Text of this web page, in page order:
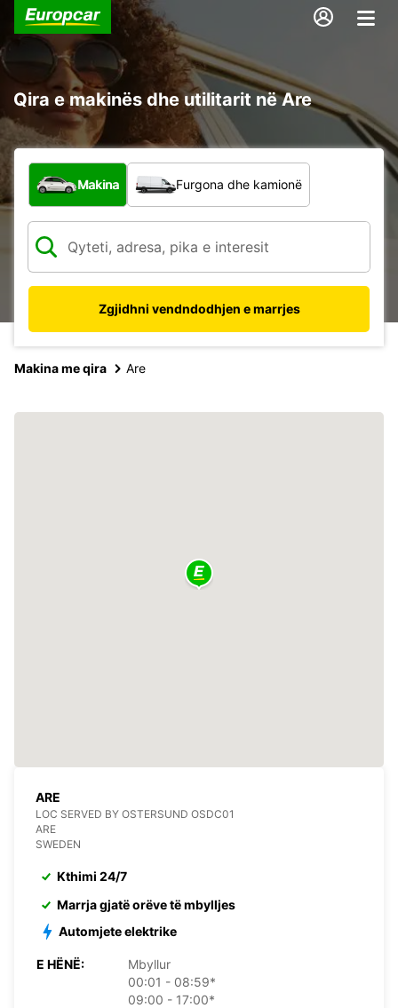
Qira e makinës dhe utilitarit në Are
Çfarë lloj automjeti?
Makina Furgona dhe kamionë
Zgjidhni vendndodhjen e marrjes
Makina me qira Are
ARE
LOC SERVED BY OSTERSUND OSDC01
ARE
SWEDEN
Kthimi 24/7
Marrja gjatë orëve të mbylljes
Automjete elektrike
E HËNË:
Mbyllur
00:01 - 08:59*
09:00 - 17:00*